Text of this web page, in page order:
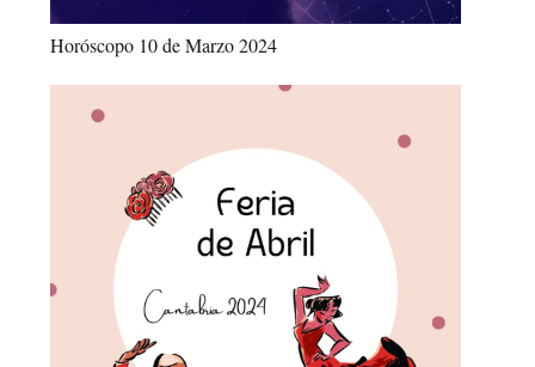
Horóscopo 10 de Marzo 2024